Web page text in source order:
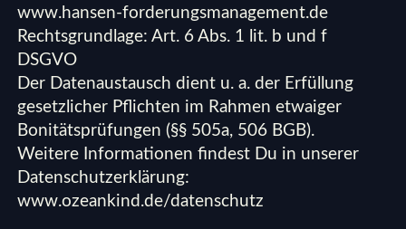
www.hansen-forderungsmanagement.de
Rechtsgrundlage: Art. 6 Abs. 1 lit. b und f
DSGVO
Der Datenaustausch dient u. a. der Erfüllung
gesetzlicher Pflichten im Rahmen etwaiger
Bonitätsprüfungen (§§ 505a, 506 BGB).
Weitere Informationen findest Du in unserer
Datenschutzerklärung:
www.ozeankind.de/datenschutz